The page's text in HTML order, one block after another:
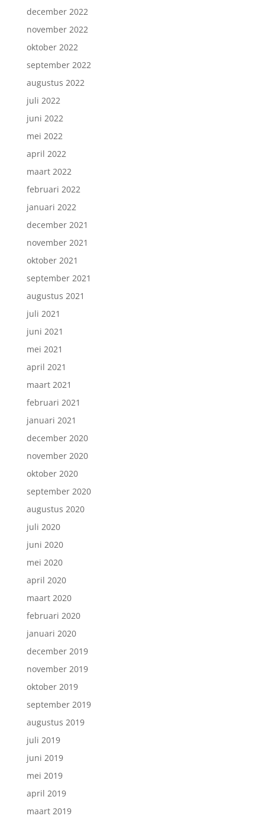
december 2022
november 2022
oktober 2022
september 2022
augustus 2022
juli 2022
juni 2022
mei 2022
april 2022
maart 2022
februari 2022
januari 2022
december 2021
november 2021
oktober 2021
september 2021
augustus 2021
juli 2021
juni 2021
mei 2021
april 2021
maart 2021
februari 2021
januari 2021
december 2020
november 2020
oktober 2020
september 2020
augustus 2020
juli 2020
juni 2020
mei 2020
april 2020
maart 2020
februari 2020
januari 2020
december 2019
november 2019
oktober 2019
september 2019
augustus 2019
juli 2019
juni 2019
mei 2019
april 2019
maart 2019